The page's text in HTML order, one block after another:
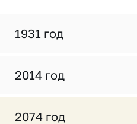
1931 год
2014 год
2074 год